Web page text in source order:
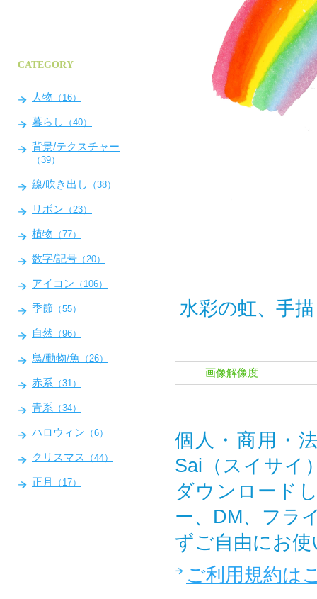
水彩の虹、手
画像解像度
個人・商用・
Sai（スイサイ
ダウンロード
ー、DM、フラ
ずご自由にお
ご利用規約は
CATEGORY
人物 （16）
暮らし （40）
背景/テクスチャー
（39）
線/吹き出し （38）
リボン （23）
植物 （77）
数字/記号 （20）
アイコン （106）
季節 （55）
自然 （96）
鳥/動物/魚 （26）
赤系 （31）
青系 （34）
ハロウィン （6）
クリスマス （44）
正月 （17）